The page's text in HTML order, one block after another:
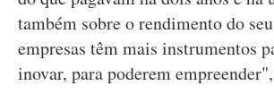
também sobre o rendimento do
empresas têm mais instrumentos
inovar, para poderem